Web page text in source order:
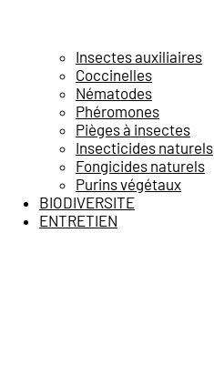
Insectes auxiliaires
Coccinelles
Nématodes
Phéromones
Pièges à insectes
Insecticides naturels
Fongicides naturels
Purins végétaux
BIODIVERSITE
ENTRETIEN